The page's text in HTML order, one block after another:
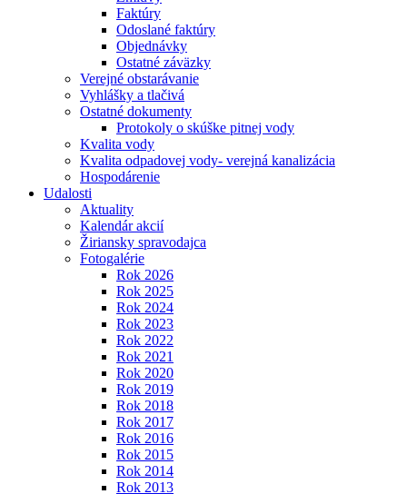
Faktúry
Odoslané faktúry
Objednávky
Ostatné záväzky
Verejné obstarávanie
Vyhlášky a tlačivá
Ostatné dokumenty
Protokoly o skúške pitnej vody
Kvalita vody
Kvalita odpadovej vody- verejná kanalizácia
Hospodárenie
Udalosti
Aktuality
Kalendár akcií
Žiriansky spravodajca
Fotogalérie
Rok 2026
Rok 2025
Rok 2024
Rok 2023
Rok 2022
Rok 2021
Rok 2020
Rok 2019
Rok 2018
Rok 2017
Rok 2016
Rok 2015
Rok 2014
Rok 2013